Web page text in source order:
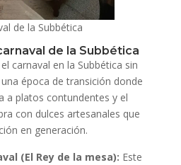
de la Subbética
de la Subbética
carnaval en la Subbética sin
época de transición donde
a platos contundentes y el
con dulces artesanales que
en generación.
(El Rey de la mesa): Este